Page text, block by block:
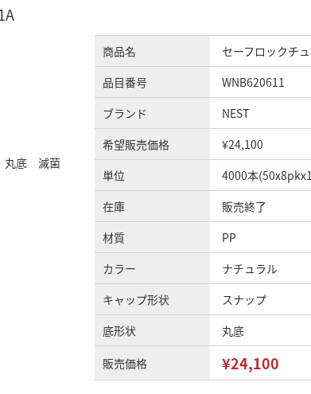
商品名
セーフロック
品目番号
WNB620611
ブランド
NEST
希望販売価格
¥24,100
単位
4000本
在庫
販売終了
材質
PP
カラー
ナチュラル
キャップ形状
スナップ
底形状
丸底
販売価格 ¥24,100